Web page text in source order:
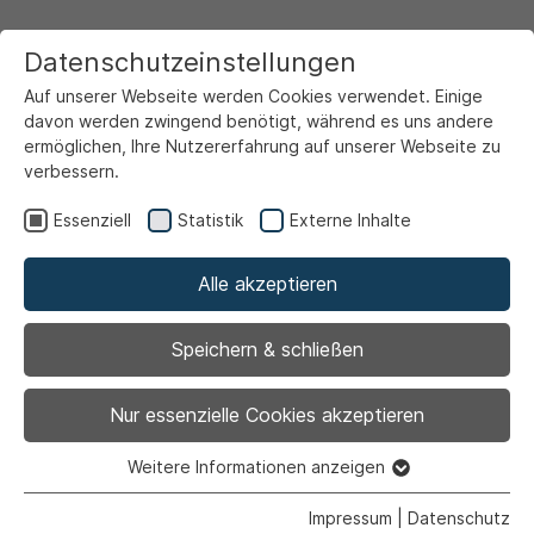
Sommerleseclub bringt
Abkühlung an heißen
Ferientagen
Datenschutzeinstellungen
Auf unserer Webseite werden Cookies verwendet. Einige
davon werden zwingend benötigt, während es uns andere
ermöglichen, Ihre Nutzererfahrung auf unserer Webseite zu
verbessern.
Essenziell Statistik Externe Inhalte
Alle akzeptieren
Speichern & schließen
Nur essenzielle Cookies akzeptieren
Essenzielle Cookies werden für grundlegende Funktionen
Weitere Informationen anzeigen
Impressum Datenschutz